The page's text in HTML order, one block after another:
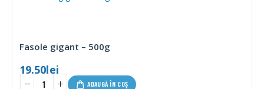
Fasole gigant – 500g
19.50lei
ADAUGĂ ÎN COȘ